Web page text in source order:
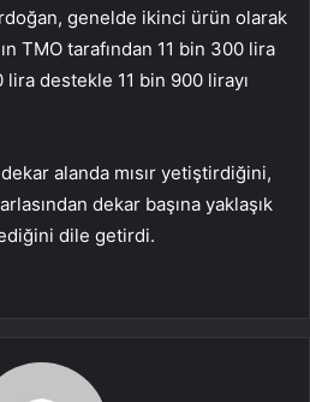
genelde ikinci ürün olarak
TMO tarafından 11 bin 300 lira
destekle 11 bin 900 lirayı
alanda mısır yetiştirdiğini,
dekar başına yaklaşık
dile getirdi.